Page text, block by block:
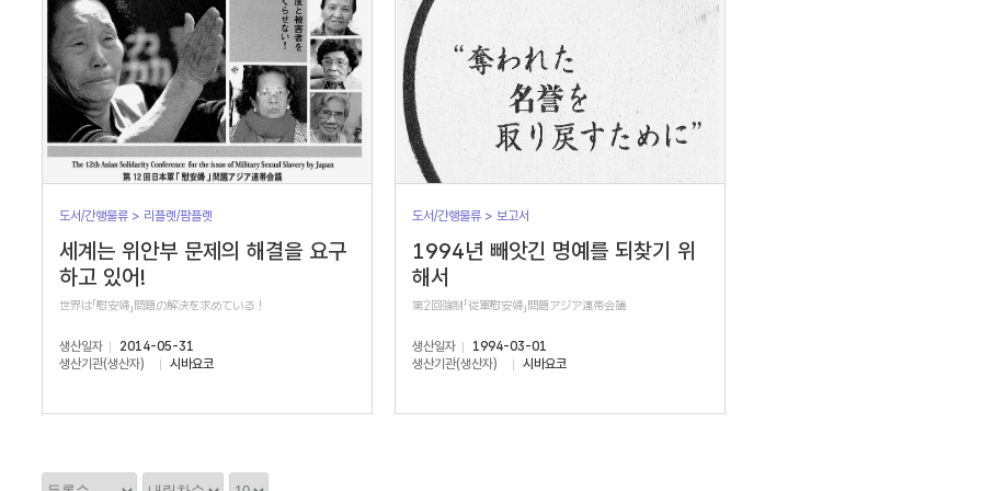
도서/간행물류 > 리플렛/팜플렛
세계는 위안부 문제의 해결을 요구
하고 있어!
世界は「慰安婦」問題の解決を求めている！
생산일자
2014-05-31
생산기관(생산자)
시바요코
도서/간행물류 > 보고서
1994년 빼앗긴 명예를 되찾기 위
해서
第2回強制「従軍慰安婦」問題アジア連帯会議
생산일자
1994-03-01
생산기관(생산자)
시바요코
정
정
정